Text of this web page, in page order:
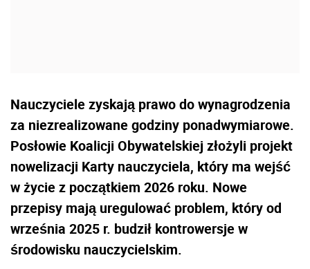
Nauczyciele zyskają prawo do wynagrodzenia
za niezrealizowane godziny ponadwymiarowe.
Posłowie Koalicji Obywatelskiej złożyli projekt
nowelizacji Karty nauczyciela, który ma wejść
w życie z początkiem 2026 roku. Nowe
przepisy mają uregulować problem, który od
września 2025 r. budził kontrowersje w
środowisku nauczycielskim.